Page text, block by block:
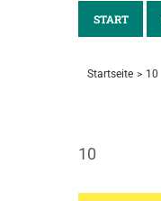
START
Startseite 10
10